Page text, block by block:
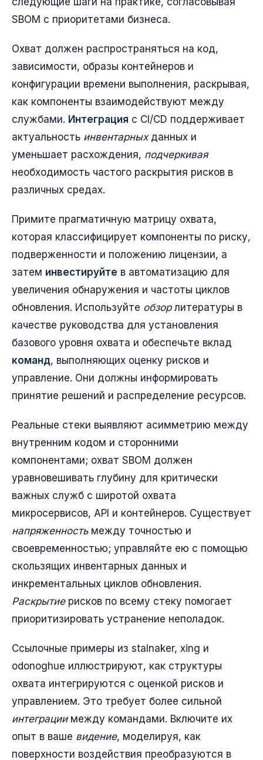
SBOM с приоритетами бизнеса.
Охват должен распространяться на код,
зависимости, образы контейнеров и
конфигурации времени выполнения, раскрывая,
как компоненты взаимодействуют между
службами. Интеграция с CI/CD поддерживает
актуальность инвентарныхданных и
уменьшает расхождения, подчеркивая
необходимость частого раскрытия рисков в
различных средах.
Примите прагматичную матрицу охвата,
которая классифицирует компоненты по риску,
подверженности и положению лицензии, а
затем инвестируйте в автоматизацию для
увеличения обнаружения и частоты циклов
обновления. Используйте обзорлитературы в
качестве руководства для установления
базового уровня охвата и обеспечьте вклад
команд, выполняющих оценку рисков и
управление. Они должны информировать
принятие решений и распределение ресурсов.
Реальные стеки выявляют асимметрию между
внутренним кодом и сторонними
компонентами; охват SBOM должен
уравновешивать глубину для критически
важных служб с широтой охвата
микросервисов, API и контейнеров. Существует
напряженностьмежду точностью и
своевременностью; управляйте ею с помощью
скользящих инвентарных данных и
инкрементальных циклов обновления.
Раскрытиерисков по всему стеку помогает
приоритизировать устранение неполадок.
Ссылочные примеры из stalnaker, xing и
odonoghue иллюстрируют, как структуры
охвата интегрируются с оценкой рисков и
управлением. Это требует более сильной
интеграциимежду командами. Включите их
опыт в ваше видение, моделируя, как
поверхности воздействия преобразуются в